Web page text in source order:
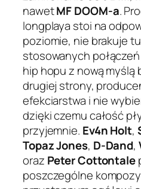
nawetMF DOOM-a.
longplaya stoi na
poziomie, nie brakuje
stosowanych
hip hopu z nową myślą
drugiej strony,
efekciarstwa i nie
dzięki czemu całość
przyjemnie. Ev4n Holt,
Topaz Jones, D-Dand,
oraz Peter Cottontale
poszczególne